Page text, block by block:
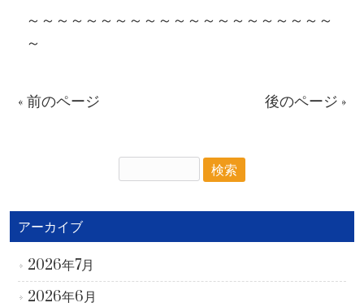
～～～～～～～～～～～～～～～～～～～～～
～
« 前のページ 後のページ »
アーカイブ
2026年7月
2026年6月